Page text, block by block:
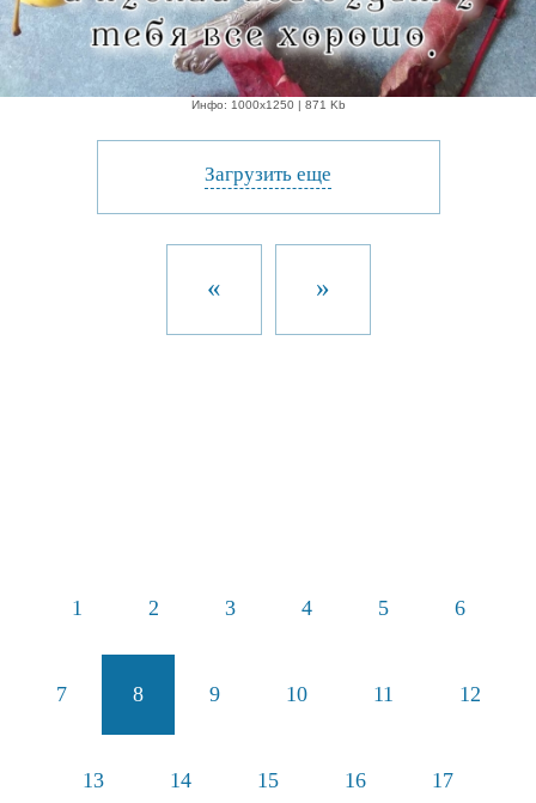
Инфо: 1000х1250 | 871 Kb
Загрузить еще
« »
1 2 3 4 5 6
7 8 9 10 11 12
13 14 15 16 17